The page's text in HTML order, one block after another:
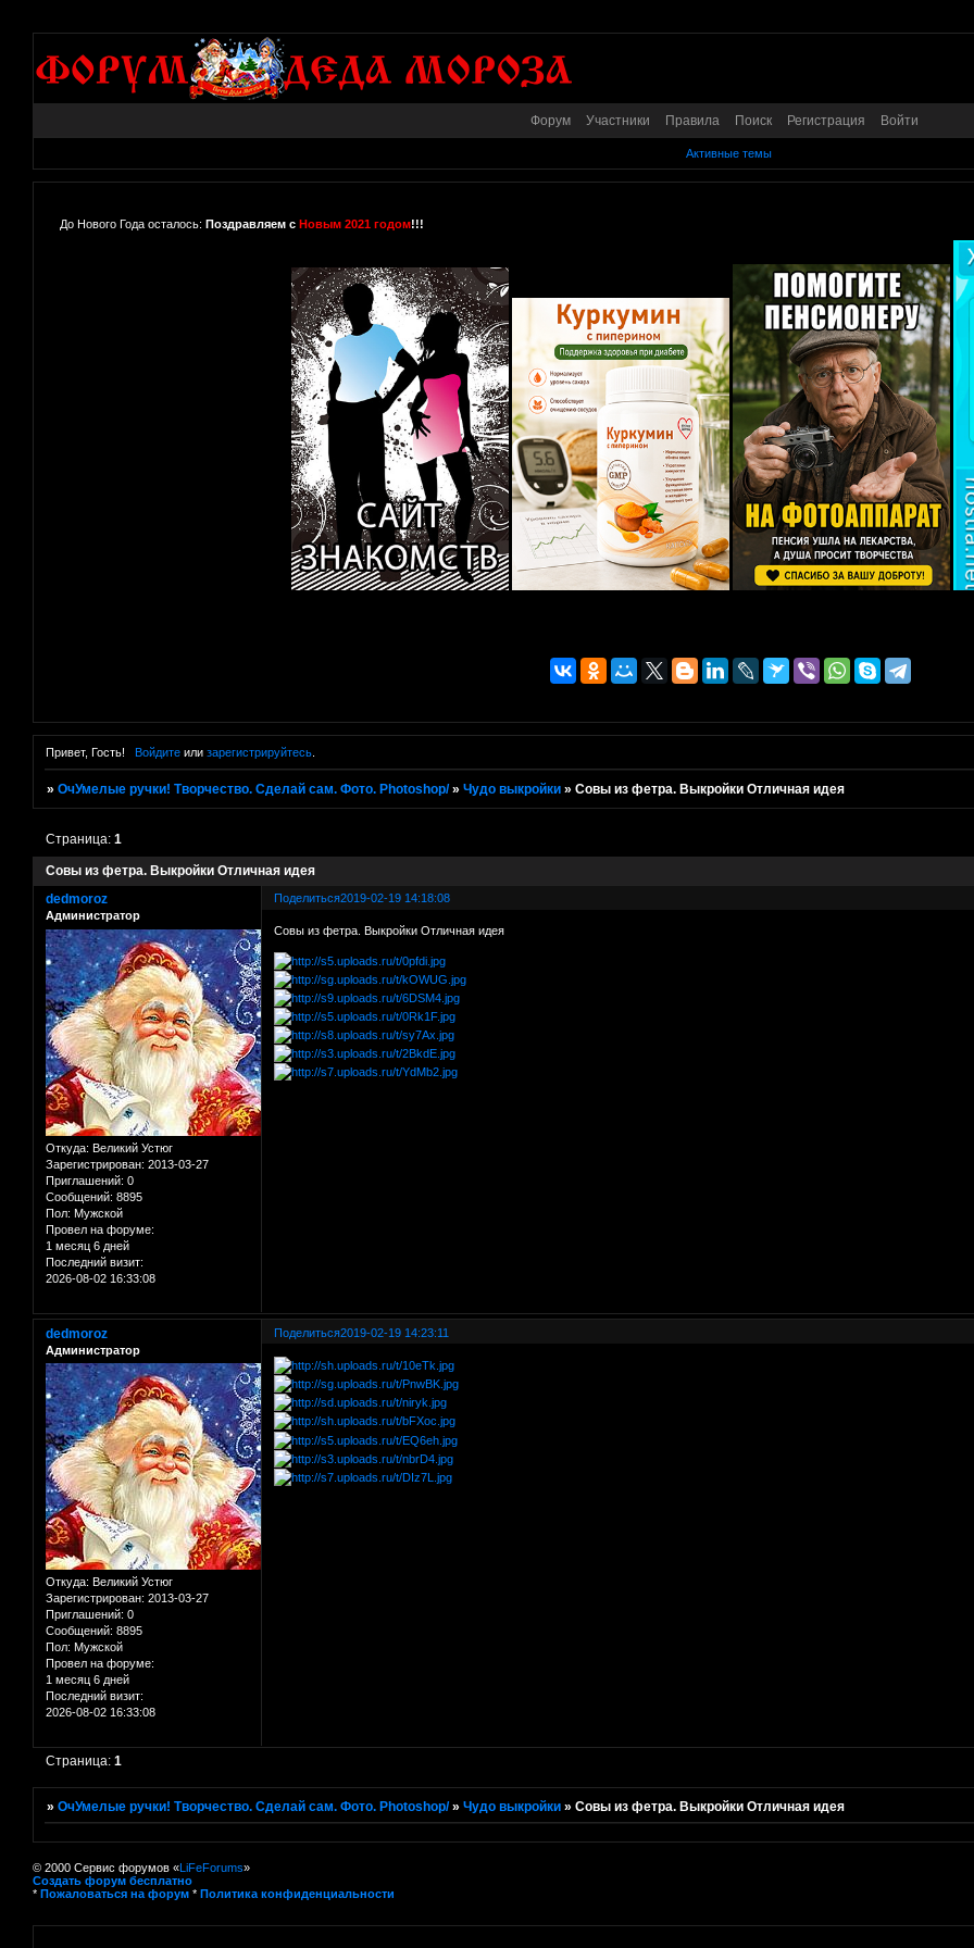
Форум Участники Правила Поиск Регистрация Войти
Активные темы
До Нового Года осталось: Поздравляем с Новым 2021 годом!!!
Привет, Гость! Войдитеили зарегистрируйтесь.
»ОчУмелые ручки! Творчество. Сделай сам. Фото. Photoshop/ »Чудо выкройки »Совы из фетра. Выкройки Отличная идея
Совы из фетра. Выкройки Отличная идея
Страница:1
Поделиться2019-02-19 14:18:08
dedmoroz
Администратор
Откуда: Великий Устюг
Зарегистрирован: 2013-03-27
Приглашений: 0
Сообщений: 8895
Пол: Мужской
Провел на форуме:
1 месяц 6 дней
Последний визит:
2026-08-02 16:33:08
Совы из фетра. Выкройки Отличная идея
Поделиться2019-02-19 14:23:11
dedmoroz
Администратор
Откуда: Великий Устюг
Зарегистрирован: 2013-03-27
Приглашений: 0
Сообщений: 8895
Пол: Мужской
Провел на форуме:
1 месяц 6 дней
Последний визит:
2026-08-02 16:33:08
Страница:1
»ОчУмелые ручки! Творчество. Сделай сам. Фото. Photoshop/ »Чудо выкройки »Совы из фетра. Выкройки Отличная идея
© 2000 Сервис форумов «LiFeForums»
Создать форум бесплатно
* Пожаловаться на форум * Политика конфиденциальности